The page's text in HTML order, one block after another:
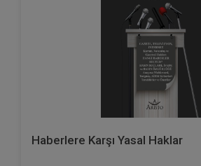
Haberlere Karşı Yasal Haklar